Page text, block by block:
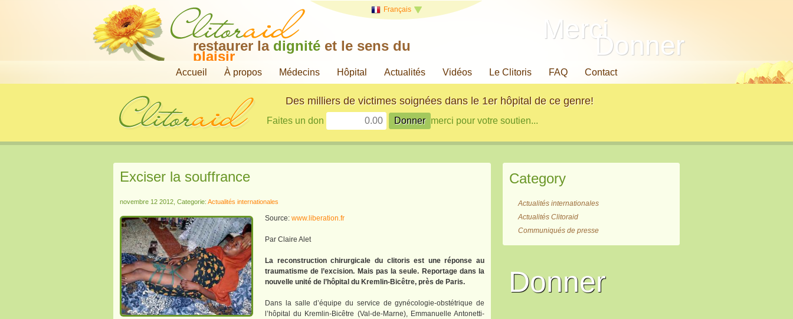
Français
restaurer la dignité et le sens du
plaisir
Merci
Donner
Accueil À propos Médecins Hôpital Actualités Vidéos Le Clitoris FAQ Contact
Des milliers de victimes soignées dans le 1er hôpital de ce genre!
Faites un don merci pour votre soutien...
Exciser la souffrance
novembre 12 2012, Categorie: Actualités internationales
Source: www.liberation.fr
Par Claire Alet
La reconstruction chirurgicale du clitoris est une réponse au
traumatisme de l’excision. Mais pas la seule. Reportage dans la
nouvelle unité de l’hôpital du Kremlin-Bicêtre, près de Paris.
Dans la salle d’équipe du service de gynécologie-obstétrique de
l’hôpital du Kremlin-Bicêtre (Val-de-Marne), Emmanuelle Antonetti-
Category
Actualités internationales
Actualités Clitoraid
Communiqués de presse
Donner